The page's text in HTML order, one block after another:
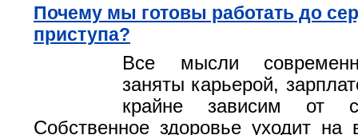
Почему мы готовы работать до
приступа?
Все мысли
заняты карьерой,
крайне зависим от
Собственное здоровье уходит на